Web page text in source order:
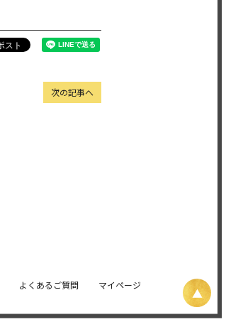
次の記事へ
よくあるご質問 マイページ